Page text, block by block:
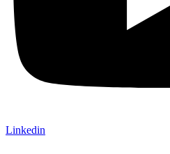
Linkedin